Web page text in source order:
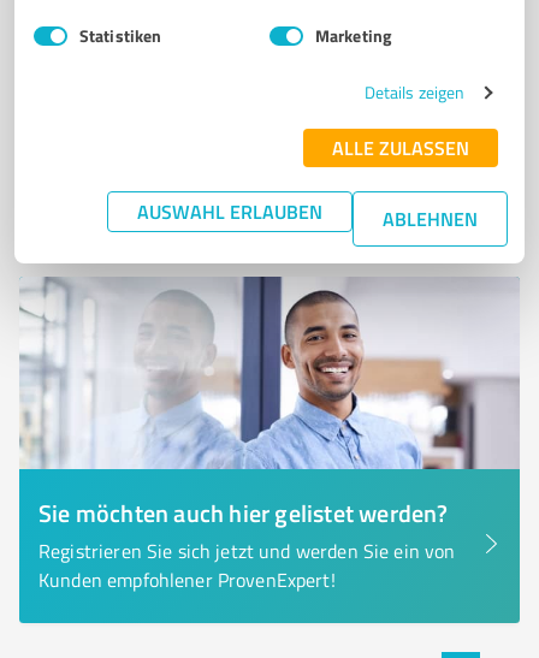
Statistiken Marketing
Details zeigen
ALLE ZULASSEN
AUSWAHL ERLAUBEN ABLEHNEN
FURTWANGEN ERINNERUNGEN
Am Vorderen Berg 9, 78166 Donaueschingen
Nicht bewertet0
Sie möchten auch hier gelistet werden?
Registrieren Sie sich jetzt und werden Sie ein von
Kunden empfohlener ProvenExpert!